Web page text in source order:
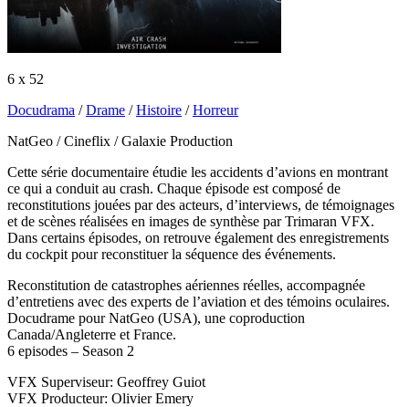
6 x 52
Docudrama /Drame /Histoire /Horreur
NatGeo / Cineflix / Galaxie Production
Cette série documentaire étudie les accidents d’avions en montrant
ce qui a conduit au crash. Chaque épisode est composé de
reconstitutions jouées par des acteurs, d’interviews, de témoignages
et de scènes réalisées en images de synthèse par Trimaran VFX.
Dans certains épisodes, on retrouve également des enregistrements
du cockpit pour reconstituer la séquence des événements.
Reconstitution de catastrophes aériennes réelles, accompagnée
d’entretiens avec des experts de l’aviation et des témoins oculaires.
Docudrame pour NatGeo (USA), une coproduction
Canada/Angleterre et France.
6 episodes – Season 2
VFX Superviseur: Geoffrey Guiot
VFX Producteur: Olivier Emery